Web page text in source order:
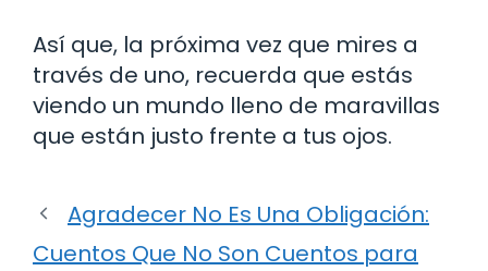
Así que, la próxima vez que mires a
través de uno, recuerda que estás
viendo un mundo lleno de maravillas
que están justo frente a tus ojos.
Agradecer No Es Una Obligación:
Cuentos Que No Son Cuentos para